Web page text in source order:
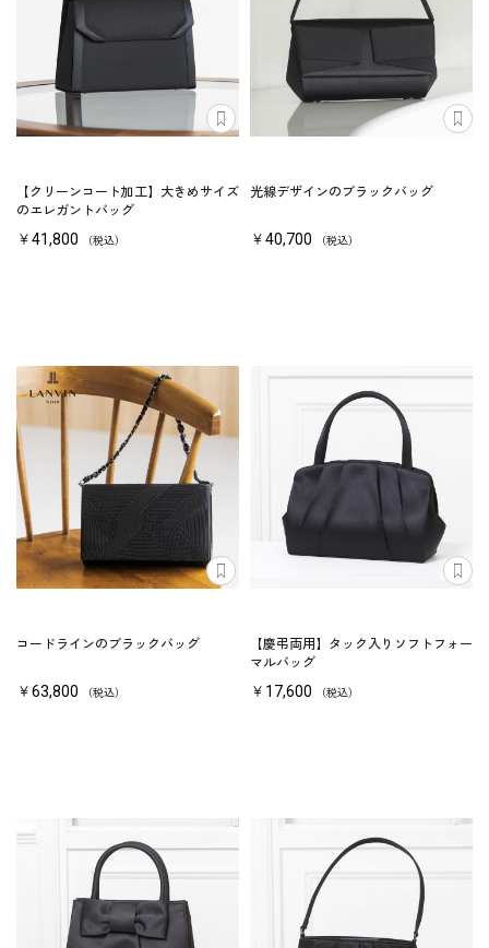
【クリーンコート加工】大きめサイズ
のエレガントバッグ
￥41,800 （税込）
光線デザインのブラックバッグ
￥40,700 （税込）
コードラインのブラックバッグ
￥63,800 （税込）
【慶弔両用】タック入りソフトフォー
マルバッグ
￥17,600 （税込）